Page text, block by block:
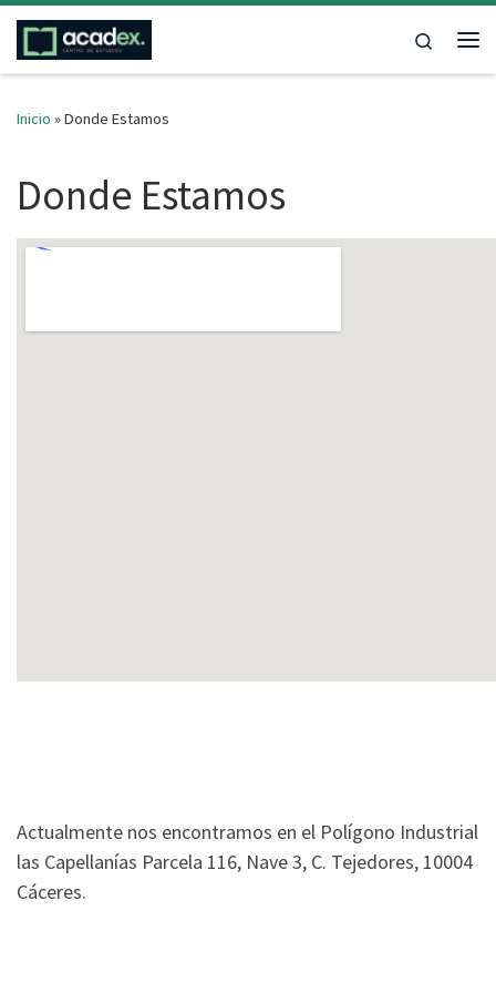
Saltar al contenido
Search
Inicio »Donde Estamos
Donde Estamos
Actualmente nos encontramos en el Polígono Industrial
las Capellanías Parcela 116, Nave 3, C. Tejedores, 10004
Cáceres.